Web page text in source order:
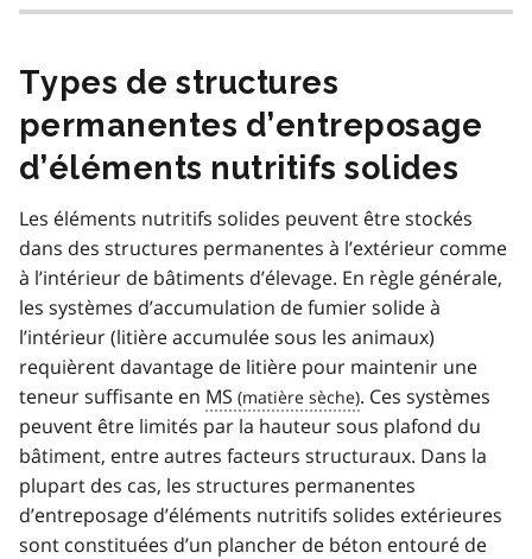
Types de structures
permanentes d’entreposage
d’éléments nutritifs solides
Les éléments nutritifs solides peuvent être stockés
dans des structures permanentes à l’extérieur comme
à l’intérieur de bâtiments d’élevage. En règle générale,
les systèmes d’accumulation de fumier solide à
l’intérieur (litière accumulée sous les animaux)
requièrent davantage de litière pour maintenir une
teneur suffisante en MS
. Ces systèmes
peuvent être limités par la hauteur sous plafond du
bâtiment, entre autres facteurs structuraux. Dans la
plupart des cas, les structures permanentes
d’entreposage d’éléments nutritifs solides extérieures
sont constituées d’un plancher de béton entouré de